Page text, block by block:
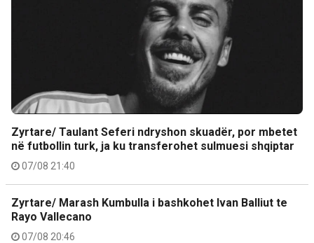
Zyrtare/ Taulant Seferi ndryshon skuadër, por mbetet
në futbollin turk, ja ku transferohet sulmuesi shqiptar
07/08 21:40
Zyrtare/ Marash Kumbulla i bashkohet Ivan Balliut te
Rayo Vallecano
07/08 20:46